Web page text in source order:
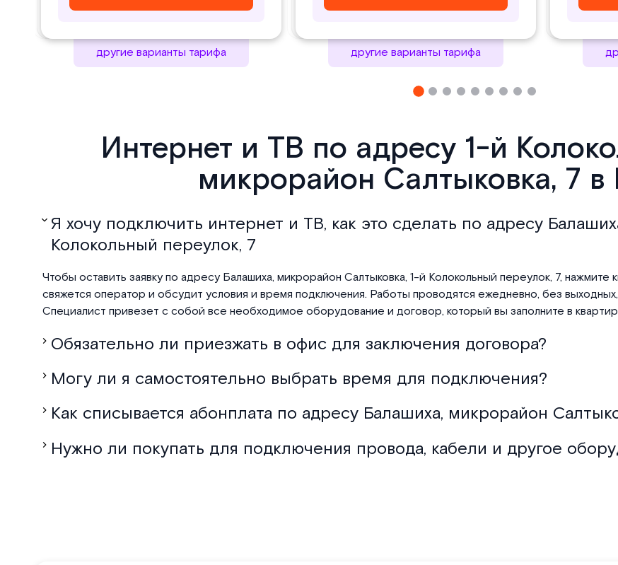
другие варианты тарифа другие варианты тарифа
Интернет и ТВ по адресу 1-й
микрорайон Салтыковка, 7
Я хочу подключить интернет и ТВ, как это сделать по адресу
Колокольный переулок, 7
Чтобы оставить заявку по адресу Балашиха, микрорайон Салтыковка, 1-й Колокольный переулок, 7, нажмите
свяжется оператор и обсудит условия и время подключения. Работы проводятся ежедневно, без
Специалист привезет с собой все необходимое оборудование и договор, который вы заполните в
Обязательно ли приезжать в офис для заключения договора?
Могу ли я самостоятельно выбрать время для подключения?
Как списывается абонплата по адресу Балашиха, микрорайон
Нужно ли покупать для подключения провода, кабели и другое